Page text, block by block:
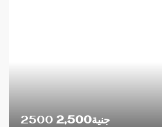
2500 جنية2,500